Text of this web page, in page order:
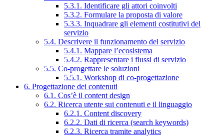
5.3.1. Identificare gli attori coinvolti
5.3.2. Formulare la proposta di valore
5.3.3. Inquadrare gli elementi costitutivi del
servizio
5.4. Descrivere il funzionamento del servizio
5.4.1. Mappare l’ecosistema
5.4.2. Rappresentare i flussi di servizio
5.5. Co-progettare le soluzioni
5.5.1. Workshop di co-progettazione
6. Progettazione dei contenuti
6.1. Cos’è il content design
6.2. Ricerca utente sui contenuti e il linguaggio
6.2.1. Content discovery
6.2.2. Dati di ricerca (search keywords)
6.2.3. Ricerca tramite analytics